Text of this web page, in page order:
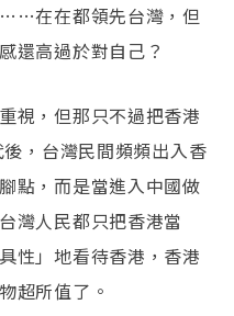
在在都領先台灣，但
還高過於對自己？
視，但那只不過把香港
，台灣民間頻頻出入香
點，而是當進入中國做
灣人民都只把香港當
性」地看待香港，香港
超所值了。